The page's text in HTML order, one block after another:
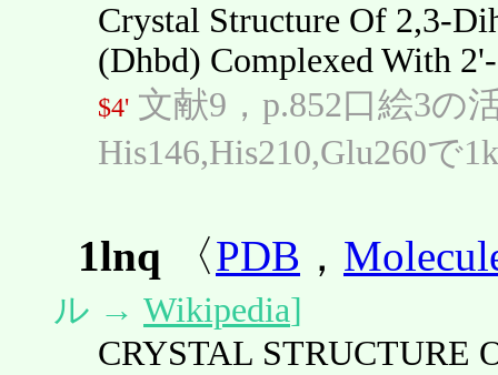
Crystal Structure Of 2,3-
(Dhbd) Complexed With
$4' 文献9，p.852口絵3の
His146,His210,Glu260で
1lnq 〈PDB ，
ル → Wikipedia]
CRYSTAL STRUCTURE